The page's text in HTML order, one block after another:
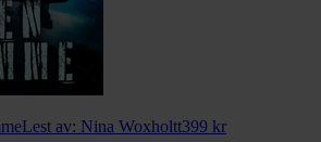
Lest av: Nina Woxholtt399 kr